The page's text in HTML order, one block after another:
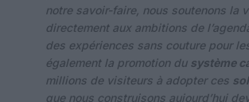
notre savoir-faire, nous soutenons la
directement aux ambitions de
des expériences sans couture pour
également la promotion du système
millions de visiteurs à adopter ces
que nous construisons aujourd’hui